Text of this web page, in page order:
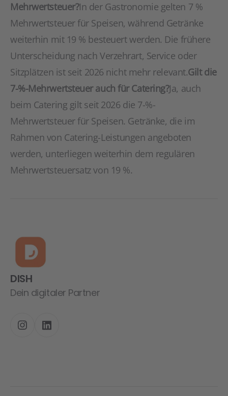
Mehrwertsteuer?In der Gastronomie gelten 7 %
Mehrwertsteuer für Speisen, während Getränke
weiterhin mit 19 % besteuert werden. Die frühere
Unterscheidung nach Verzehrart, Service oder
Sitzplätzen ist seit 2026 nicht mehr relevant.Gilt die
7-%-Mehrwertsteuer auch für Catering?Ja, auch
beim Catering gilt seit 2026 die 7-%-
Mehrwertsteuer für Speisen. Getränke, die im
Rahmen von Catering-Leistungen angeboten
werden, unterliegen weiterhin dem regulären
Mehrwertsteuersatz von 19 %.
DISH
Dein digitaler Partner